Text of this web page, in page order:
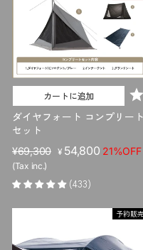
カートに追加
ダイヤフォート コンプリート
セット
販
売
価
格
¥69,300 セ
ル
価
格
¥ 54,800 21%OFF
(Tax inc.)
(433)
予約販売